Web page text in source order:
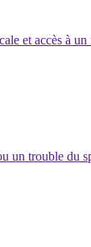
et accès à
un trouble du